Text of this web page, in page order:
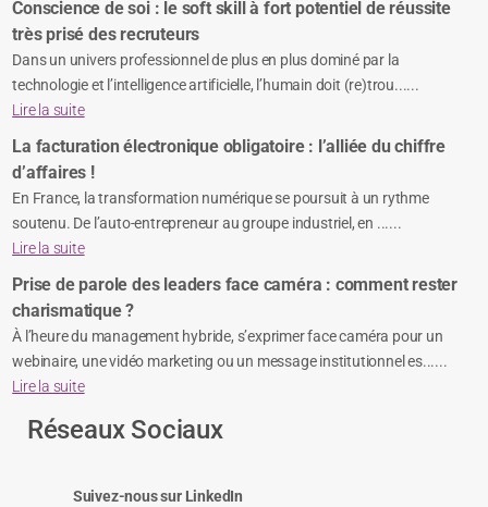
Conscience de soi : le soft skill à fort potentiel de réussite
très prisé des recruteurs
Dans un univers professionnel de plus en plus dominé par la
technologie et l’intelligence artificielle, l’humain doit (re)trou......
Lire la suite
La facturation électronique obligatoire : l’alliée du chiffre
d’affaires !
En France, la transformation numérique se poursuit à un rythme
soutenu. De l’auto-entrepreneur au groupe industriel, en ......
Lire la suite
Prise de parole des leaders face caméra : comment rester
charismatique ?
À l’heure du management hybride, s’exprimer face caméra pour un
webinaire, une vidéo marketing ou un message institutionnel es......
Lire la suite
Réseaux Sociaux
Suivez-nous sur LinkedIn